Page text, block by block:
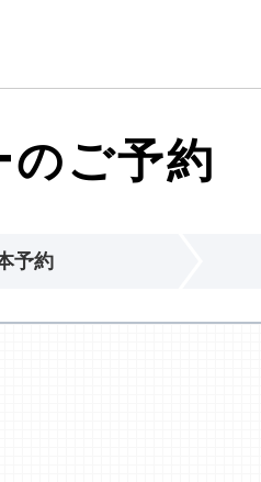
のご予約
予約